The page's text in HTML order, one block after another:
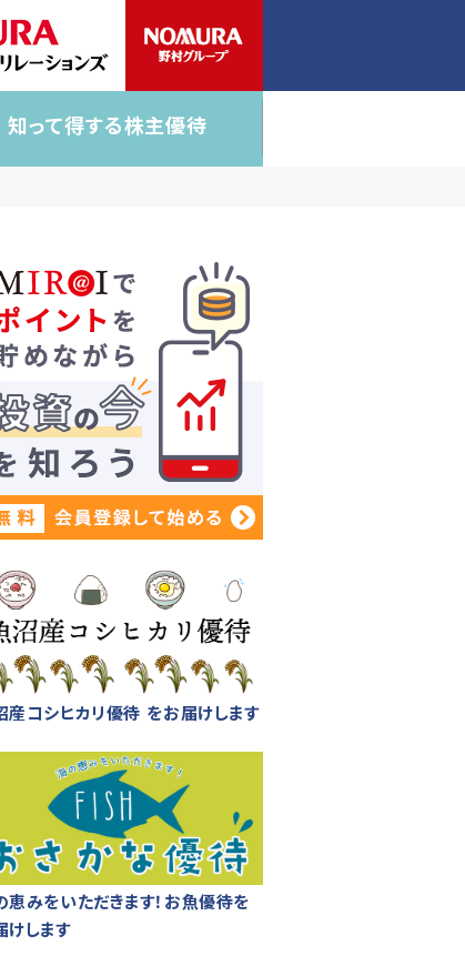
知って得する株主優待
産コシヒカリ優待 をお届けします
恵みをいただきます！お魚優待を
けします